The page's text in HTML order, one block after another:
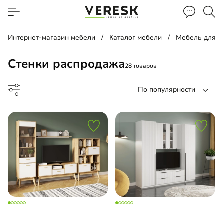
Интернет-магазин мебели Каталог мебели Мебель для
Стенки распродажа28 товаров
По популярности
гостиная